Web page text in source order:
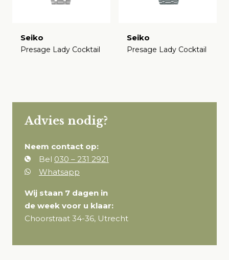
Seiko
Presage Lady Cocktail
Seiko
Presage Lady Cocktail
Advies nodig?
Neem contact op:
Bel 030 – 231 2921
Whatsapp
Wij staan 7 dagen in
de week voor u klaar:
Choorstraat 34-36, Utrecht